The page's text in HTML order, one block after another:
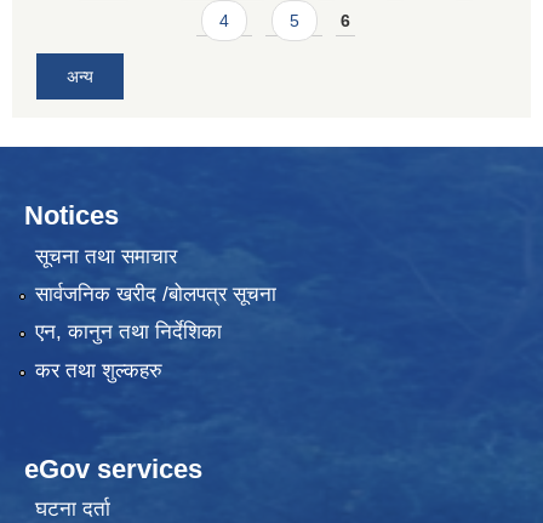
4 5 6
अन्य
Notices
सूचना तथा समाचार
सार्वजनिक खरीद /बोलपत्र सूचना
एन, कानुन तथा निर्देशिका
कर तथा शुल्कहरु
eGov services
घटना दर्ता